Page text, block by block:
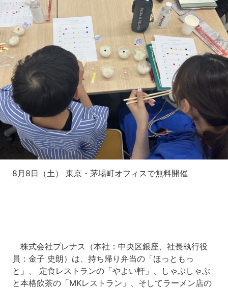
8月8日（土） 東京・茅場町オフィスで無料開催
株式会社プレナス（本社：中央区銀座、社長執行役
員：金子 史朗）は、持ち帰り弁当の「ほっともっ
と」、 定食レストランの「やよい軒」、しゃぶしゃぶ
と本格飲茶の「MKレストラン」、そしてラーメン店の